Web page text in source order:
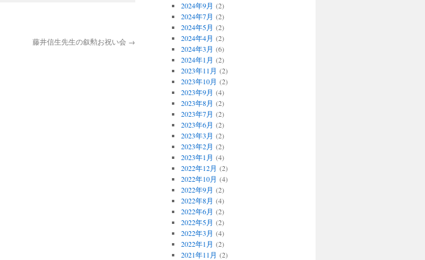
藤井信生先生の叙勲お祝い会 →
2024年9月 (2)
2024年7月 (2)
2024年5月 (2)
2024年4月 (2)
2024年3月 (6)
2024年1月 (2)
2023年11月 (2)
2023年10月 (2)
2023年9月 (4)
2023年8月 (2)
2023年7月 (2)
2023年6月 (2)
2023年3月 (2)
2023年2月 (2)
2023年1月 (4)
2022年12月 (2)
2022年10月 (4)
2022年9月 (2)
2022年8月 (4)
2022年6月 (2)
2022年5月 (2)
2022年3月 (4)
2022年1月 (2)
2021年11月 (2)